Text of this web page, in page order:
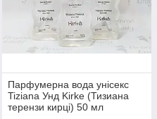
Парфумерна вода унісекс
Tiziana Унд Kirke (Тизиана
терензи кирці) 50 мл